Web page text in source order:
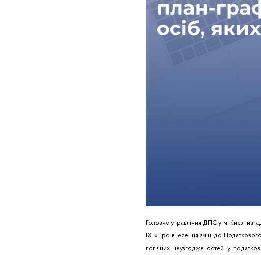
Головне управління ДПС у м. Києві
ІХ «Про внесення змін до
логічних неузгодженостей у